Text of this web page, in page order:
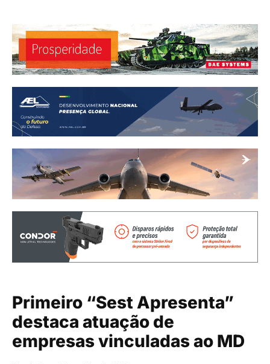
Primeiro “Sest Apresenta”
destaca atuação de
empresas vinculadas ao MD